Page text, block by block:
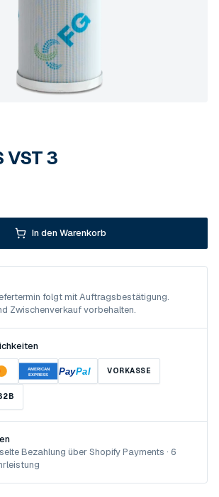
VST 3
In den Warenkorb
folgt mit Auftragsbestätigung.
Zwischenverkauf vorbehalten.
AMERICAN
EXPRESS
PayPal VORKASSE
Bezahlung über Shopify Payments · 6